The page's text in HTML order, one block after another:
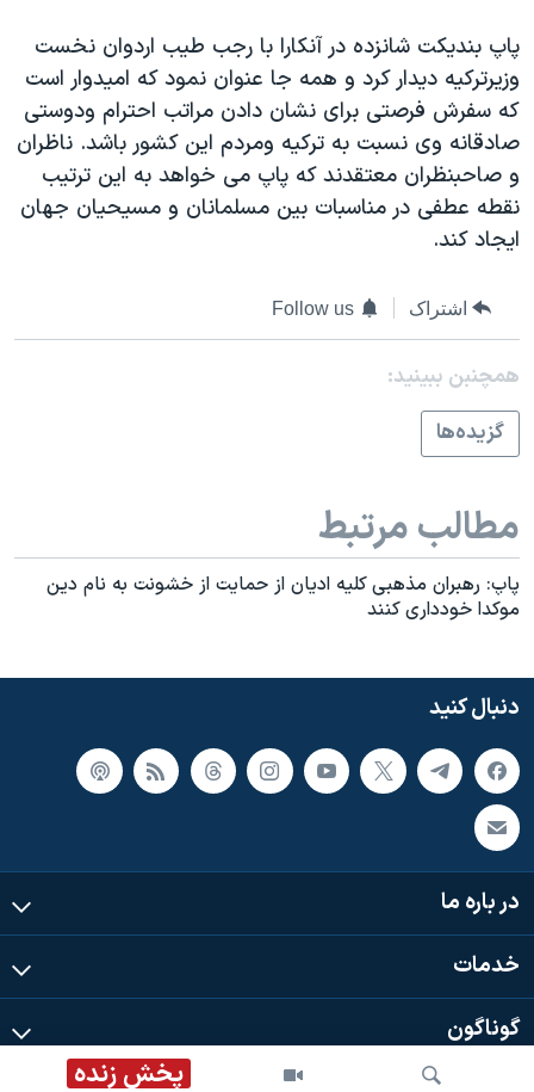
فرهنگ و زندگی
حقوق شهروندی
اقتصادی
علم و فناوری
اسرائیل در جنگ
آرشیو پخش زنده
مستندها
انتخابات ریاست جمهوری آمریکا ۲۰۲۴
حمله جمهوری اسلامی به اسرائیل
رمز مهسا
ورزش زنان در ایران
مجموعه مستندهای دادخواهی
تریبونال مردمی آبان ۹۸
دادگاه حمید نوری
چهل سال گروگان‌گیری
اعتراضات مردمی آبان ۹۸
اسرائیل در جنگ
نرگس محمدی برنده جایزه نوبل صلح
دنبال کنید
زبانهای مختلف
پخش زنده
پاپ بنديکت شانزده در آنکارا با رجب طيب اردوان نخست
وزيرترکيه ديدار کرد و همه جا عنوان نمود که اميدوار است
که سفرش فرصتی برای نشان دادن مراتب احترام ودوستی
صادقانه وی نسبت به ترکيه ومردم اين کشور باشد. ناظران
و صاحبنظران معتقدند که پاپ می خواهد به اين ترتيب
نقطه عطفی در مناسبات بين مسلمانان و مسيحيان جهان
ايجاد کند.
اشتراک Follow us
همچنبن ببینید:
گزيده‌ها
مطالب مرتبط
پاپ: رهبران مذهبی کليه اديان از حمايت از خشونت به نام دين
موکدا خودداری کنند
دنبال کنید
در باره ما
خدمات
گوناگون